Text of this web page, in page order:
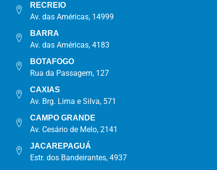
RECREIO
Av. das Américas, 14999
BARRA
Av. das Américas, 4183
BOTAFOGO
Rua da Passagem, 127
CAXIAS
Av. Brg. Lima e Silva, 571
CAMPO GRANDE
Av. Cesário de Melo, 2141
JACAREPAGUÁ
Estr. dos Bandeirantes, 4937